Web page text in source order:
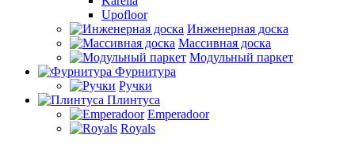
Upofloor
Инженерная доска
Массивная доска
Модульный паркет
Фурнитура
Ручки
Плинтуса
Emperadoor
Royals